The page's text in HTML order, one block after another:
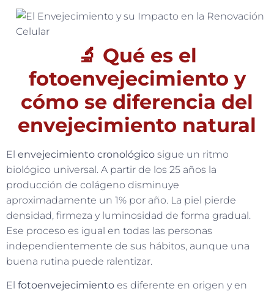
🔬 Qué es el
fotoenvejecimiento y
cómo se diferencia del
envejecimiento natural
El envejecimiento cronológico sigue un ritmo
biológico universal. A partir de los 25 años la
producción de colágeno disminuye
aproximadamente un 1% por año. La piel pierde
densidad, firmeza y luminosidad de forma gradual.
Ese proceso es igual en todas las personas
independientemente de sus hábitos, aunque una
buena rutina puede ralentizar.
El fotoenvejecimiento es diferente en origen y en